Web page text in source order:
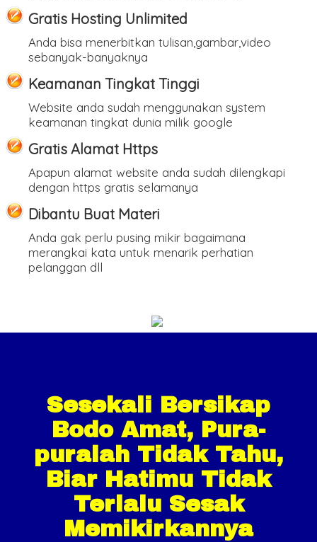
Gratis Hosting Unlimited
Anda bisa menerbitkan tulisan,gambar,video
sebanyak-banyaknya
Keamanan Tingkat Tinggi
Website anda sudah menggunakan system
keamanan tingkat dunia milik google
Gratis Alamat Https
Apapun alamat website anda sudah dilengkapi
dengan https gratis selamanya
Dibantu Buat Materi
Anda gak perlu pusing mikir bagaimana
merangkai kata untuk menarik perhatian
pelanggan dll
Sesekali Bersikap
Bodo Amat, Pura-
puralah Tidak Tahu,
Biar Hatimu Tidak
Terlalu Sesak
Memikirkannya